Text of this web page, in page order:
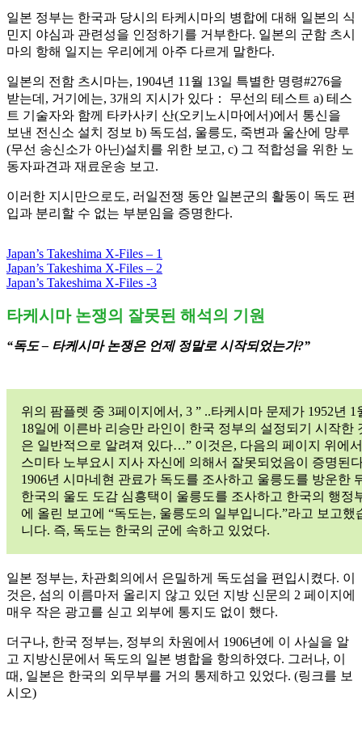
일본 정부는 한국과 당시의 타케시마의 병합에 대해 일본의 식
민지 야심과 관련성을 인정하기를 거부한다. 일본의 군함 츠시
마의 항해 일지는 우리에게 아주 다르게 말한다.
일본의 전함 츠시마는, 1904년 11월 13일 특별한 명령#276을
받는데, 거기에는, 3개의 지시가 있다： 무선의 테스트 a) 테스
트 기술자와 함께 타카사키 산(오키노시마에서)에서 통신을
보낸 전신소 설치 정보 b) 독도섬, 울릉도, 죽변과 울산에 망루
(무선 송신소가 아닌)설치를 위한 보고, c) 그 적합성을 위한 노
동자파견과 재료운송 보고.
이러한 지시만으로도, 러일전쟁 동안 일본군의 활동이 독도 편
입과 분리할 수 없는 부분임을 증명한다.
Japan’s Takeshima X-Files – 1
Japan’s Takeshima X-Files – 2
Japan’s Takeshima X-Files -3
타케시마 논쟁의 잘못된 해석의 기원
“독도 – 타케시마 논쟁은 언제 정말로 시작되었는가?”
위의 팜플렛 중 3페이지에서, 3 ” ..타케시마 문제가 1952년 1
18일에 이른바 리승만 라인이 한국 정부의 설정되기 시작한
은 일반적으로 알려져 있다…” 이것은, 다음의 페이지 위에서
스미타 노부요시 지사 자신에 의해서 잘못되었음이 증명된
1906년 시마네현 관료가 독도를 조사하고 울릉도를 방운한
한국의 울도 도감 심흥택이 울릉도를 조사하고 한국의 행정
에 올린 보고에 “독도는, 울릉도의 일부입니다.”라고 보고했
니다. 즉, 독도는 한국의 군에 속하고 있었다.
일본 정부는, 차관회의에서 은밀하게 독도섬을 편입시켰다. 이
것은, 섬의 이름마저 올리지 않고 있던 지방 신문의 2 페이지에
매우 작은 광고를 싣고 외부에 통지도 없이 했다.
더구나, 한국 정부는, 정부의 차원에서 1906년에 이 사실을 알
고 지방신문에서 독도의 일본 병합을 항의하였다. 그러나, 이
때, 일본은 한국의 외무부를 거의 통제하고 있었다. (링크를 보
시오)